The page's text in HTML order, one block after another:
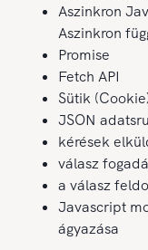
Aszinkron
Aszinkron
Promise
Fetch API
Sütik
JSON
kérések
válasz
a válasz
Javascript
ágyazása